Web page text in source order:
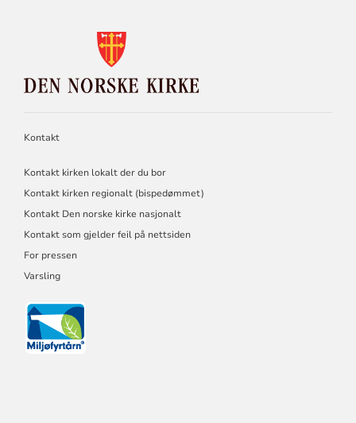
NORSKE
KIRKE
Kontakt
Kontakt kirken lokalt der du bor
Kontakt kirken regionalt (bispedømmet)
Kontakt Den norske kirke nasjonalt
Kontakt som gjelder feil på nettsiden
For pressen
Varsling